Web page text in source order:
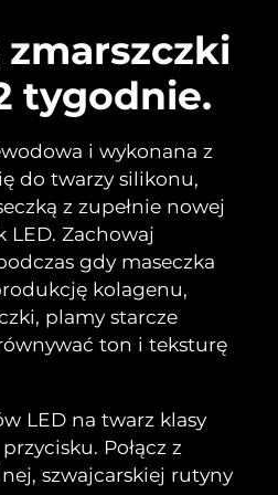
tygodnie.
i wykonana z
do twarzy silikonu,
z zupełnie nowej
LED. Zachowaj
gdy maseczka
kolagenu,
plamy starcze
ton i teksturę
LED na twarz klasy
Połącz z
szwajcarskiej rutyny
zestaw
Plus
heating
Men
aging massage
Lifting twarzy
zestaw
toning
go
toning on-the-go
eyes & lips
line smoothing device
zestaw
hydration
and red light therapy
Pielęgnacja jamy
ustnej
sonic toothbrush
silicone sonic toothbrush
AGING
Zabiegi LED
Oczekiwany czas dostawy
8/11/26
Oczekiwany czas dostawy
Oczekiwany czas dostawy
Oczekiwany czas dostawy
Oczekiwany czas dostawy
Oczekiwany czas dostawy
8/11/26
Oczekiwany czas dostawy